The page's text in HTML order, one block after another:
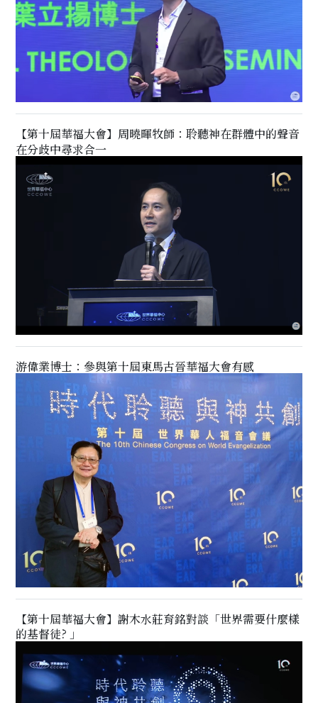
【第十屆華福大會】周曉暉牧師：聆聽神在群體中的聲音
在分歧中尋求合一
游偉業博士：參與第十屆東馬古晉華福大會有感
【第十屆華福大會】謝木水莊育銘對談「世界需要什麼樣
的基督徒? 」